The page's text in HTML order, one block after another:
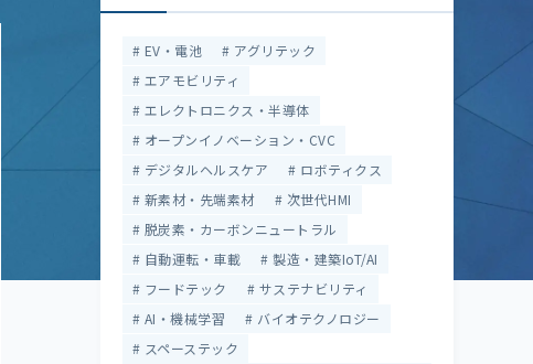
EV・電池
アグリテック
エアモビリティ
エレクトロニクス・半導体
オープンイノベーション・CVC
デジタルヘルスケア
ロボティクス
新素材・先端素材
次世代HMI
脱炭素・カーボンニュートラル
自動運転・車載
製造・建築IoT/AI
フードテック
サステナビリティ
AI・機械学習
バイオテクノロジー
スペーステック